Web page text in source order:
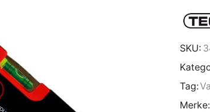
SKU:
Tag:
Merke: